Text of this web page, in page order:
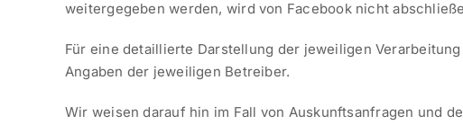
weitergegeben werden, wird von Facebook nicht
Für eine detaillierte Darstellung der jeweiligen
Angaben der jeweiligen Betreiber.
Wir weisen darauf hin im Fall von Auskunftsanfragen und